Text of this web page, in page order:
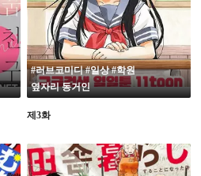
#러브코미디 #일상 #학원
옆자리 동거인
제3화